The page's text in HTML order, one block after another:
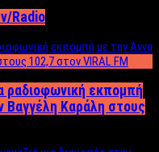
Radio
ραδιοφωνική εκπομπή
Βαγγέλη Καράλη στους